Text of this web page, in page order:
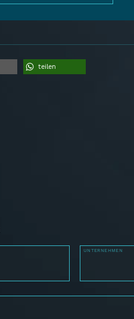
teilen
UNTERNEHMEN